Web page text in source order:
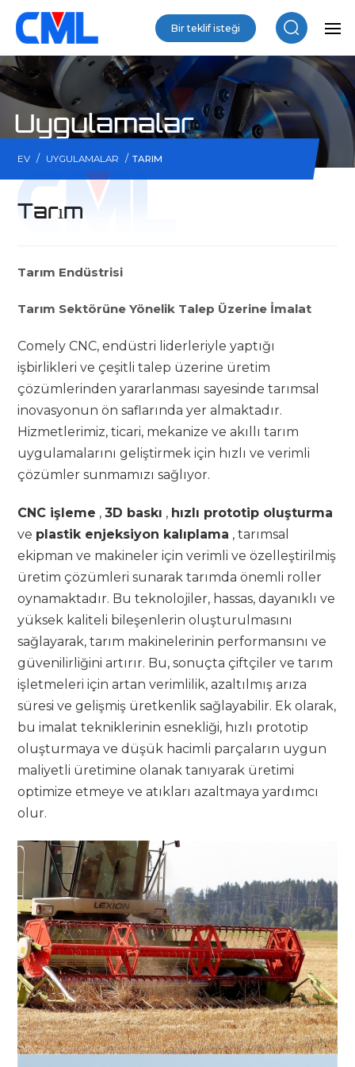
Bir teklif isteği
Uygulamalar
EV / UYGULAMALAR / TARIM
Tarım
Tarım Endüstrisi
Tarım Sektörüne Yönelik Talep Üzerine İmalat
Comely CNC, endüstri liderleriyle yaptığı
işbirlikleri ve çeşitli talep üzerine üretim
çözümlerinden yararlanması sayesinde tarımsal
inovasyonun ön saflarında yer almaktadır.
Hizmetlerimiz, ticari, mekanize ve akıllı tarım
uygulamalarını geliştirmek için hızlı ve verimli
çözümler sunmamızı sağlıyor.
CNC işleme ,3D baskı , hızlı prototip oluşturma
ve plastik enjeksiyon kalıplama , tarımsal
ekipman ve makineler için verimli ve özelleştirilmiş
üretim çözümleri sunarak tarımda önemli roller
oynamaktadır. Bu teknolojiler, hassas, dayanıklı ve
yüksek kaliteli bileşenlerin oluşturulmasını
sağlayarak, tarım makinelerinin performansını ve
güvenilirliğini artırır. Bu, sonuçta çiftçiler ve tarım
işletmeleri için artan verimlilik, azaltılmış arıza
süresi ve gelişmiş üretkenlik sağlayabilir. Ek olarak,
bu imalat tekniklerinin esnekliği, hızlı prototip
oluşturmaya ve düşük hacimli parçaların uygun
maliyetli üretimine olanak tanıyarak üretimi
optimize etmeye ve atıkları azaltmaya yardımcı
olur.